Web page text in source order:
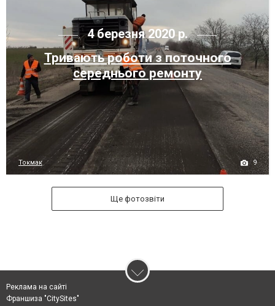
4 березня 2020 р.
Тривають роботи з поточного
середнього ремонту
Токмак 9
Ще фотозвіти
Реклама на сайті
Франшиза "CitySites"